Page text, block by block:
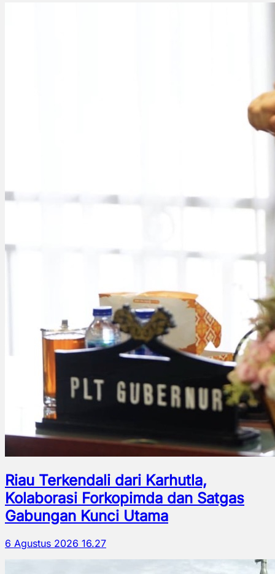
Riau Terkendali dari Karhutla,
Kolaborasi Forkopimda dan Satgas
Gabungan Kunci Utama
6 Agustus 2026 16.27